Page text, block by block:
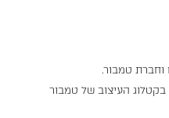
וחברת טמבור.
העיצוב של טמבור